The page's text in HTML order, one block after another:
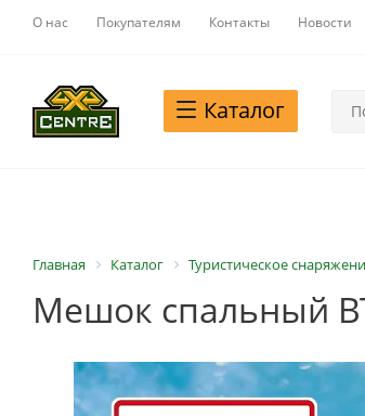
О нас Покупателям Контакты Новости
Каталог
Главная Каталог Туристическое
Мешок спальный